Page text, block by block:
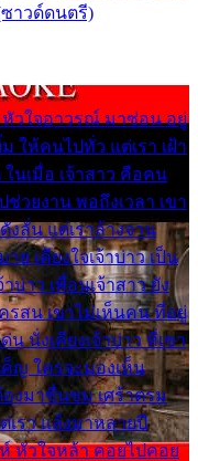
ซาวด์ดนตรี)
หัวใจอาวรณ์ มาซ่อน อยู่
ให้คนไปทั่ว แต่เรา เฝ้า
นเมื่อ เจ้าสาว คือคน
วยงาน พอถึงเวลา เขา
งลั่น แต่เราล้างจาน
ย เคียงใจเจ้าบ่าว เป็น
บ่าว เพื่อนเจ้าสาว ยัง
สน เขาไม่เห็นคน ที่อยู่
น นั่งเคียงเจ้าบ่าว ที่เขา
ค็ญ ใครจะมองเห็น
งมาขื่นขม เศร้าตรม
เรา แล้งมาหลายปี
หัวใจหล้า คอยไปคอย